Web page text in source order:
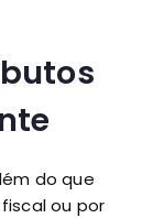
do que
ou por